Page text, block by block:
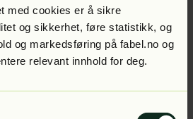
med cookies er å sikre
og sikkerhet, føre statistikk, og
og markedsføring på fabel.no og
relevant innhold for deg.